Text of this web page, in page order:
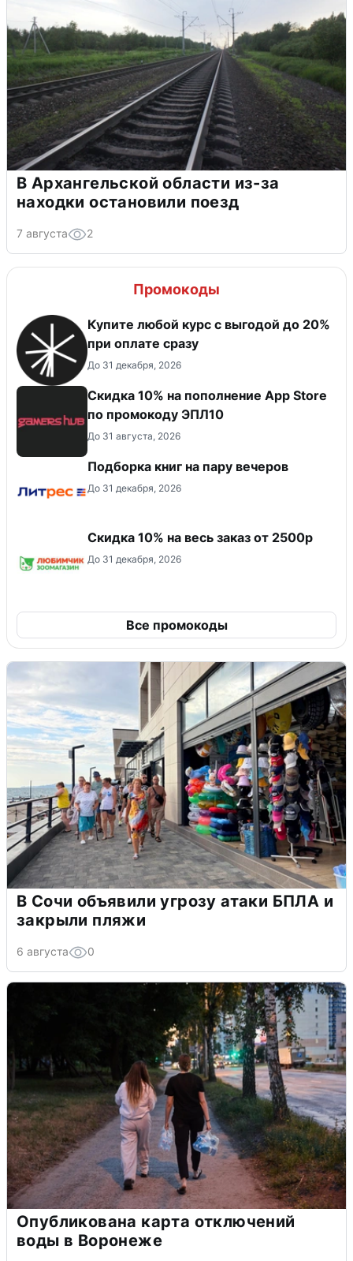
В Архангельской области из-за
находки остановили поезд
7 августа 2
Промокоды
Купите любой курс с выгодой до 20%
при оплате сразу
До 31 декабря, 2026
Скидка 10% на пополнение App Store
по промокоду ЭПЛ10
До 31 августа, 2026
Подборка книг на пару вечеров
До 31 декабря, 2026
Скидка 10% на весь заказ от 2500р
До 31 декабря, 2026
Все промокоды
В Сочи объявили угрозу атаки БПЛА и
закрыли пляжи
6 августа 0
Опубликована карта отключений
воды в Воронеже